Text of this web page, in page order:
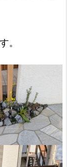
。